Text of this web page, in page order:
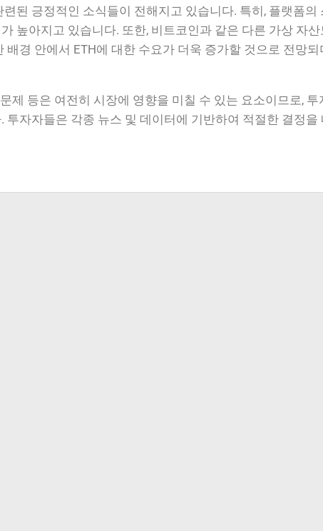
된 긍정적인 소식들이 전해지고 있습니다. 특히, 플랫폼
높아지고 있습니다. 또한, 비트코인과 같은 다른 가상 자
경 안에서 ETH에 대한 수요가 더욱 증가할 것으로 전망
제 등은 여전히 시장에 영향을 미칠 수 있는 요소이므로,
자자들은 각종 뉴스 및 데이터에 기반하여 적절한 결정을